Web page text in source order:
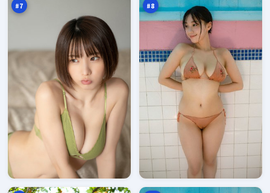
#7 #8
云万
暴
逆
风
局
93
万